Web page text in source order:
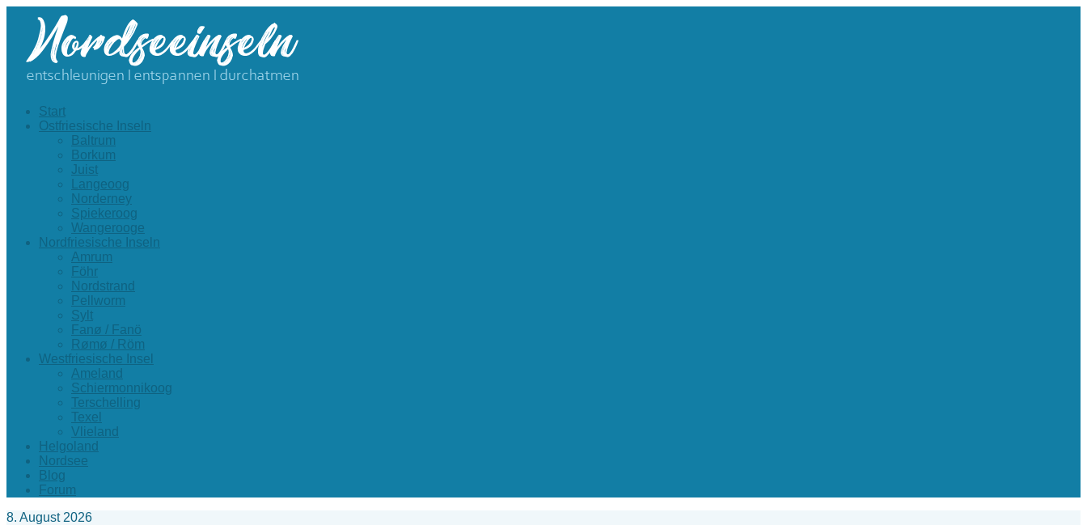
Start
Ostfriesische Inseln
Baltrum
Borkum
Juist
Langeoog
Norderney
Spiekeroog
Wangerooge
Nordfriesische Inseln
Amrum
Föhr
Nordstrand
Pellworm
Sylt
Fanø / Fanö
Rømø / Röm
Westfriesische Insel
Ameland
Schiermonnikoog
Terschelling
Texel
Vlieland
Helgoland
Nordsee
Blog
Forum
8. August 2026